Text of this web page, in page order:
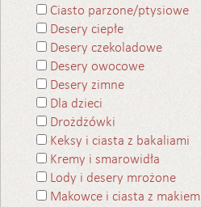
Ciasto parzone/ptysiowe
Desery ciepłe
Desery czekoladowe
Desery owocowe
Desery zimne
Dla dzieci
Drożdżówki
Keksy i ciasta z bakaliami
Kremy i smarowidła
Lody i desery mrożone
Makowce i ciasta z makiem